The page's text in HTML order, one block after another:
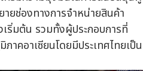
ยช่องทางการจำหน่ายสินค้า
เริ่มต้น รวมทั้งผู้ประกอบการที่
าคอาเซียนโดยมีประเทศไทยเป็น